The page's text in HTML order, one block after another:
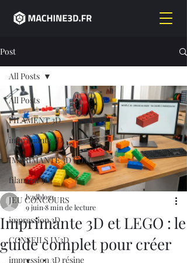
Post
All Posts
FILAMENT 3D
imprimante 3D,
IMPRIMANTE 3D FDM
filament 3D,
JEU CONCOURS
impression 3D
CONSEILS LV3D
impression 3D résine
All Posts
Imprimante 3D et LEGO : le
guide complet pour créer
lv3dblog1
9 juin 8 min de lecture